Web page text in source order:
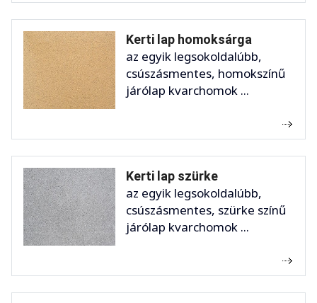
Kerti lap homoksárga
az egyik legsokoldalúbb,
csúszásmentes, homokszínű
járólap kvarchomok ...
Kerti lap szürke
az egyik legsokoldalúbb,
csúszásmentes, szürke színű
járólap kvarchomok ...